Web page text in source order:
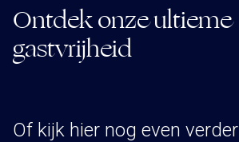
Ontdek onze ultieme
gastvrijheid
Of kijk hier nog even verder